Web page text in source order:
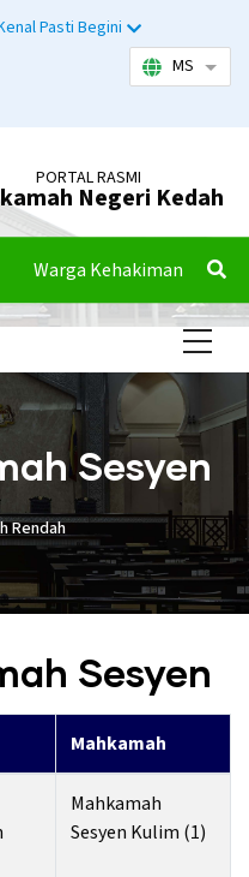
Pasti Begini
MS
PORTAL RASMI
Negeri Kedah
Warga Kehakiman
Sesyen
Rendah
Sesyen
Mahkamah
Mahkamah
Sesyen Kulim (1)